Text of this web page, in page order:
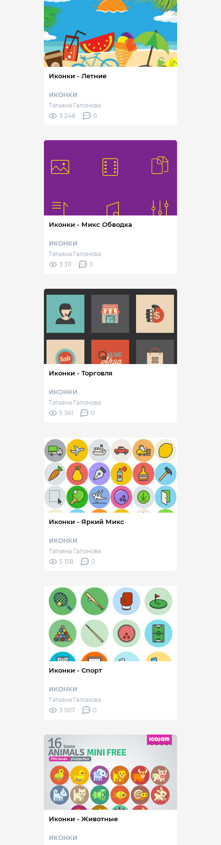
Иконки - Летние
ИКОНКИ
Татьяна Гапонова
3 248
0
Иконки - Микс Обводка
ИКОНКИ
Татьяна Гапонова
3 311
0
Иконки - Торговля
ИКОНКИ
Татьяна Гапонова
5 361
0
Иконки - Яркий Микс
ИКОНКИ
Татьяна Гапонова
5 158
0
Иконки - Спорт
ИКОНКИ
Татьяна Гапонова
3 507
0
Иконки - Животные
ИКОНКИ